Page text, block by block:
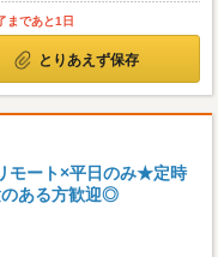
まであと1日
とりあえず保存
モート×平日のみ★定時
のある方歓迎◎